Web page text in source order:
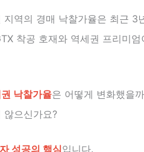
지역의 경매 낙찰가율은 최근 3
착공 호재와 역세권 프리미
낙찰가율은 어떻게 변화했을
않으신가요?
성공의 핵심입니다.